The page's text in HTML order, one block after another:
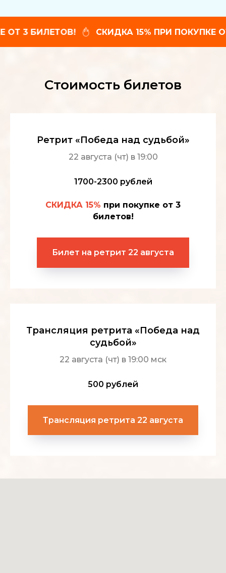
СКИДКА 15% ПРИ ПОКУПКЕ ОТ 3
Стоимость билетов
Ретрит «Победа над судьбой»
22 августа (чт) в 19:00
1700-2300 рублей
СКИДКА 15% при покупке от 3
билетов!
Билет на ретрит 22 августа
Трансляция ретрита «Победа над
судьбой»
22 августа (чт) в 19:00 мск
500 рублей
Трансляция ретрита 22 августа